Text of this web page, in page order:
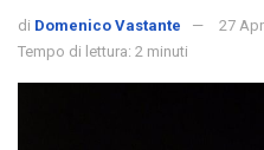
di Domenico Vastante
27
Tempo di lettura: 2 minuti